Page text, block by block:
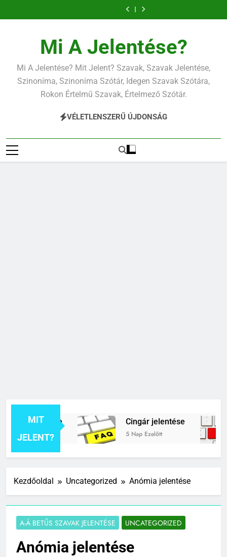
a
Mi A Jelentése?
Mi A Jelentése? Mit Jelent? Szavak, Szavak Jelentése,
Szinoníma, Szinoníma Szótár, Idegen Szavak Szótára,
Rokon Értelmű Szavak, Értelmező Szótár.
VÉLETLENSZERŰ ÚJDONSÁG
MIT
JELENT?
jelentése Cingár jelentése
5 Nap Ezelőtt
Kezdőoldal Uncategorized Anómia jelentése
A-Á BETŰS SZAVAK JELENTÉSE UNCATEGORIZED
Anómia jelentése